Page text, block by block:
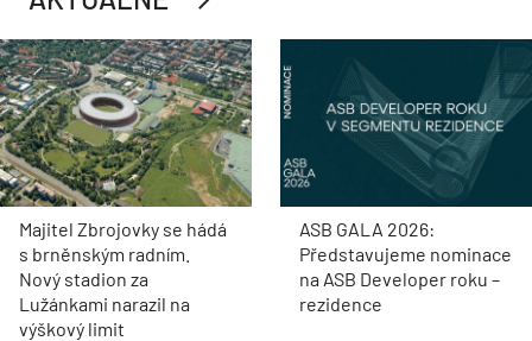
Majitel Zbrojovky se hádá
s brněnským radním.
Nový stadion za
Lužánkami narazil na
výškový limit
ASB GALA 2026:
Představujeme nominace
na ASB Developer roku –
rezidence